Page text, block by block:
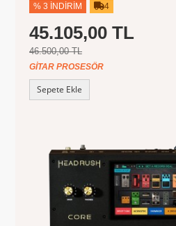
% 3 İNDIRIM 4
45.105,00 TL
46.500,00 TL
GITAR PROSESÖR
Sepete Ekle